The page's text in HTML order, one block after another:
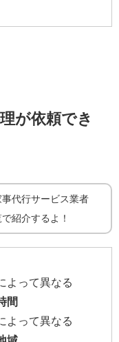
が依頼でき
代行サービス業者
紹介するよ！
よって異なる
間
よって異なる